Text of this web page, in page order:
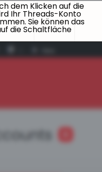
dem Klicken auf die
Ihr Threads-Konto
Sie können das
die Schaltfläche